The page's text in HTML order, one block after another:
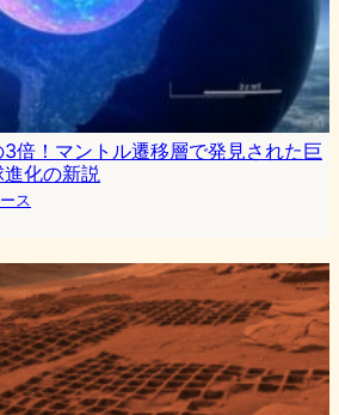
3倍！マントル遷移層で発見された巨
化の新説
ス